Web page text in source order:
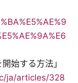
始する方法」
ja/articles/328